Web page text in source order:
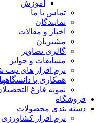
آموزش
تماس با ما
نمایندگان
اخبار و مقالات
مشتریان
گالری تصاویر
مسابقات و جوایز
نرم افزار های ثبت
همکاری با دانشگاهها
نمونه فارغ
فروشگاه
دسته بندی محصولات
نرم افزار کشاورزی